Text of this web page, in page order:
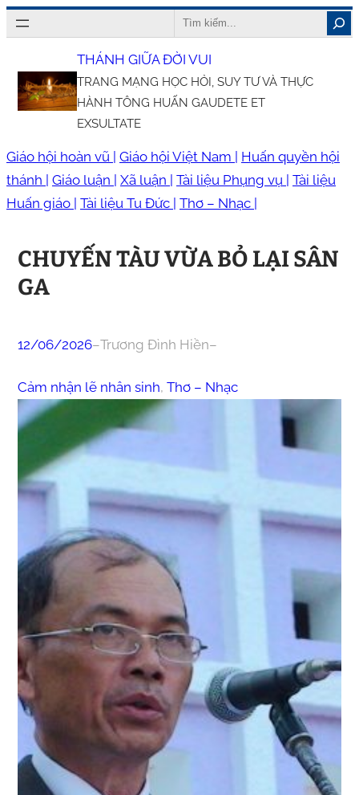
Chuyển
đến
nội
dung
Search
THÁNH GIỮA ĐỜI VUI
TRANG MẠNG HỌC HỎI, SUY TƯ VÀ THỰC
HÀNH TÔNG HUẤN GAUDETE ET
EXSULTATE
Giáo hội hoàn vũ | Giáo hội Việt Nam | Huấn quyền hội
thánh | Giáo luận | Xã luận | Tài liệu Phụng vụ | Tài liệu
Huấn giáo | Tài liệu Tu Đức | Thơ – Nhạc |
CHUYẾN TÀU VỪA BỎ LẠI SÂN
GA
12/06/2026–Trương Đình Hiền–
Cảm nhận lẽ nhân sinh, Thơ – Nhạc